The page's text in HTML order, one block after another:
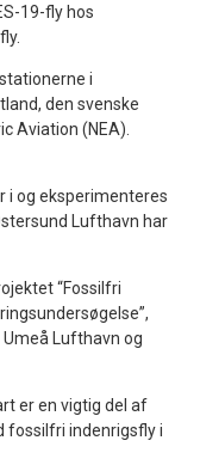
19-fly hos
i
den svenske
Aviation (NEA).
i og eksperimenteres
Lufthavn har
“Fossilfri
Lufthavn og
er en vigtig del af
fossilfri indenrigsfly i